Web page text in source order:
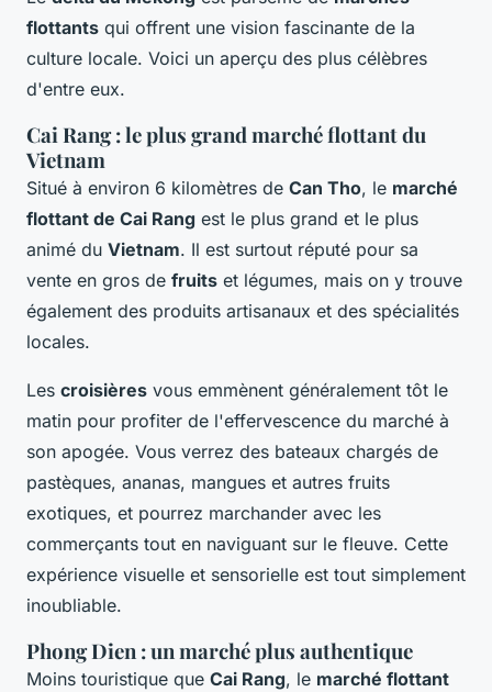
flottants qui offrent une vision fascinante de la
culture locale. Voici un aperçu des plus célèbres
d'entre eux.
Cai Rang : le plus grand marché flottant du
Vietnam
Situé à environ 6 kilomètres de Can Tho, le marché
flottant de Cai Rang est le plus grand et le plus
animé du Vietnam. Il est surtout réputé pour sa
vente en gros de fruits et légumes, mais on y trouve
également des produits artisanaux et des spécialités
locales.
Les croisières vous emmènent généralement tôt le
matin pour profiter de l'effervescence du marché à
son apogée. Vous verrez des bateaux chargés de
pastèques, ananas, mangues et autres fruits
exotiques, et pourrez marchander avec les
commerçants tout en naviguant sur le fleuve. Cette
expérience visuelle et sensorielle est tout simplement
inoubliable.
Phong Dien : un marché plus authentique
Moins touristique que Cai Rang, le marché flottant